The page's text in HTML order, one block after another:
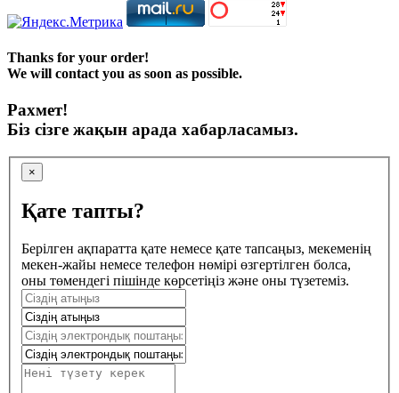
Thanks for your order!
We will contact you as soon as possible.
Рахмет!
Біз сізге жақын арада хабарласамыз.
×
Қате тапты?
Берілген ақпаратта қате немесе қате тапсаңыз, мекеменің
мекен-жайы немесе телефон нөмірі өзгертілген болса,
оны төмендегі пішінде көрсетіңіз және оны түзетеміз.